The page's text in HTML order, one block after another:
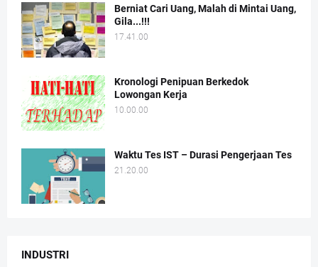
Berniat Cari Uang, Malah di Mintai Uang,
Gila...!!!
17.41.00
Kronologi Penipuan Berkedok
Lowongan Kerja
10.00.00
Waktu Tes IST – Durasi Pengerjaan Tes
21.20.00
INDUSTRI